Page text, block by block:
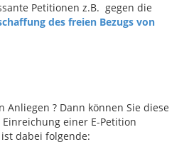
Petitionen z.B. gegen die
des freien Bezugs von
Anliegen ? Dann können Sie diese
einer E-Petition
dabei folgende: